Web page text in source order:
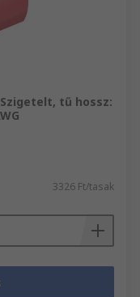
tű hossz:
3326 Ft/tasak